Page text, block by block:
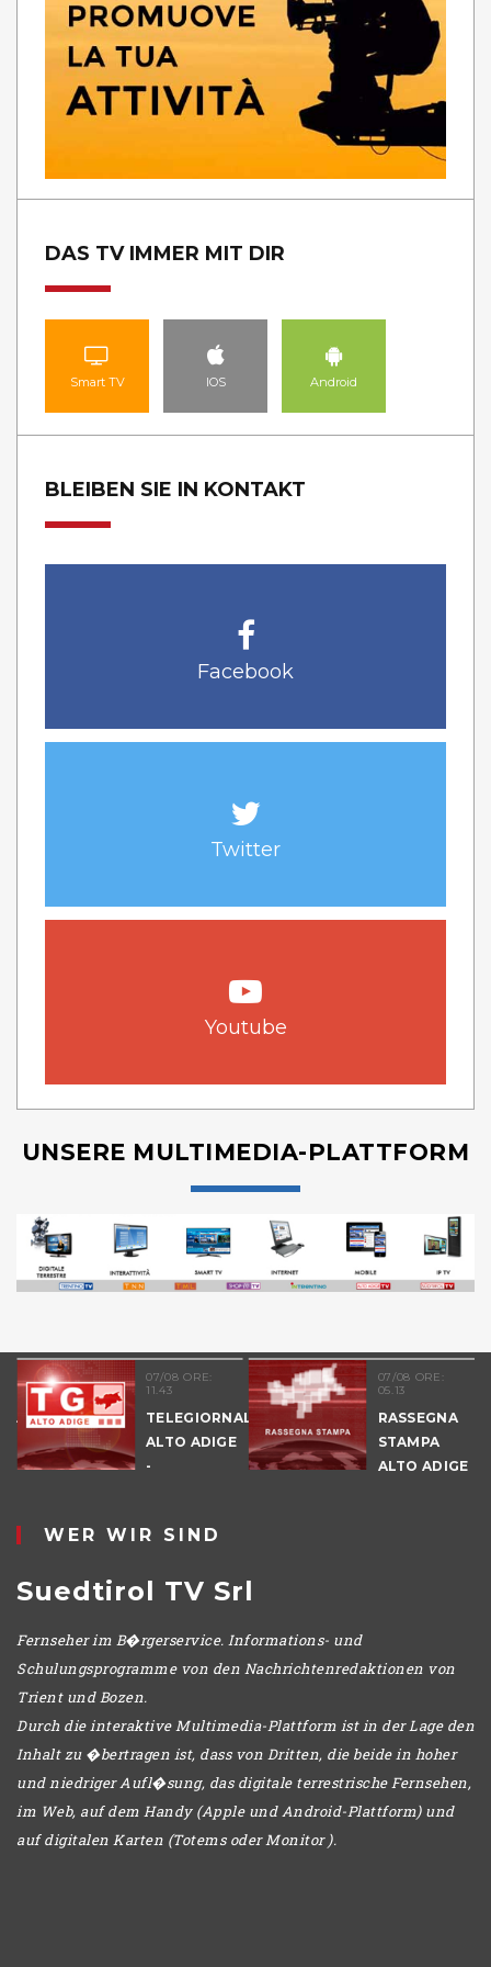
DAS TV IMMER MIT DIR
Smart TV IOS Android
BLEIBEN SIE IN KONTAKT
Facebook
Twitter
Youtube
UNSERE MULTIMEDIA-PLATTFORM
07/08 ORE:
11.43
TELEGIORNALE
ALTO ADIGE
-
07/08 ORE:
05.13
RASSEGNA
STAMPA
ALTO ADIGE
WER WIR SIND
Suedtirol TV Srl
Fernseher im B�rgerservice. Informations- und
Schulungsprogramme von den Nachrichtenredaktionen von
Trient und Bozen.
Durch die interaktive Multimedia-Plattform ist in der Lage den
Inhalt zu �bertragen ist, dass von Dritten, die beide in hoher
und niedriger Aufl�sung, das digitale terrestrische Fernsehen,
im Web, auf dem Handy (Apple und Android-Plattform) und
auf digitalen Karten (Totems oder Monitor ).